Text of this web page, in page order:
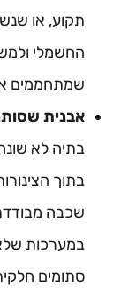
תקוע, או
החשמלי
שמתחממים
אבנית
בתיה לא
בתוך
שכבה
במערכות שלא
סתומים